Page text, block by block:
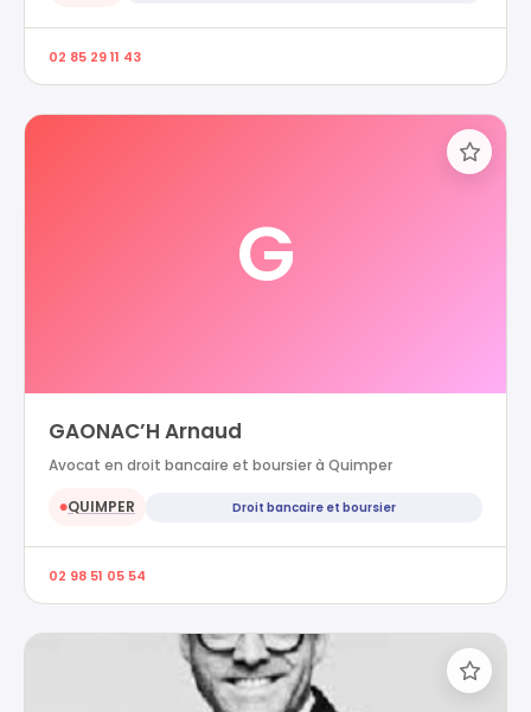
02 85 29 11 43
G
GAONAC’H Arnaud
Avocat en droit bancaire et boursier à Quimper
●QUIMPER Droit bancaire et boursier
02 98 51 05 54